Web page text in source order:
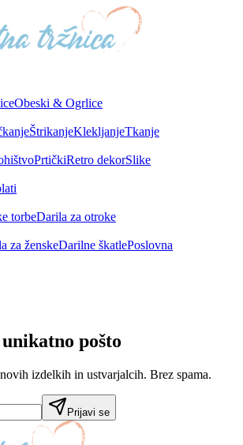
Obeski & Ogrlice
ŠtrikanjeKlekljanjeTkanje
PrtičkiRetro dekorSlike
torbeDarila za otroke
za ženskeDarilne škatlePoslovna
unikatno pošto
izdelkih in ustvarjalcih. Brez spama.
Prijavi se